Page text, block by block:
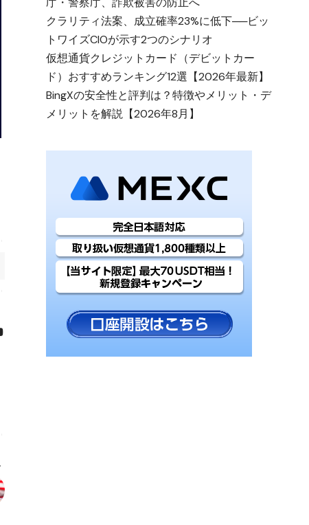
クラリティ法案、成立確率23%に低下──ビッ
トワイズCIOが示す2つのシナリオ
仮想通貨クレジットカード（デビットカー
ド）おすすめランキング12選【2026年最新】
BingXの安全性と評判は？特徴やメリット・デ
メリットを解説【2026年8月】